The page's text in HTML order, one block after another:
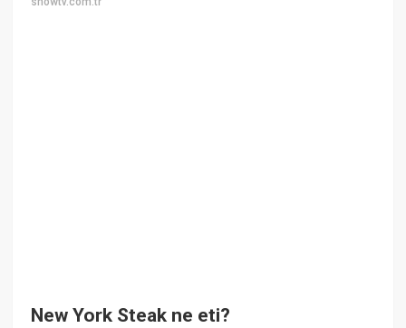
New York Steak ne eti?